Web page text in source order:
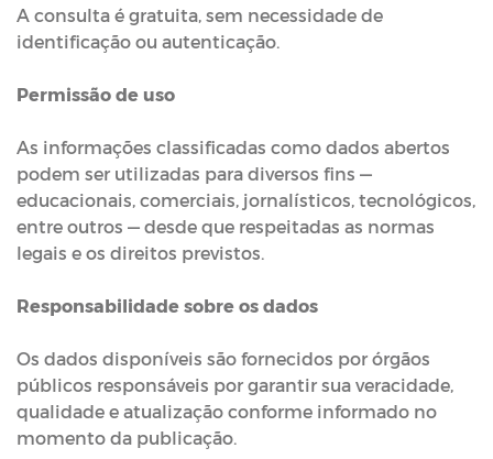
A consulta é gratuita, sem necessidade de
identificação ou autenticação.
Permissão de uso
As informações classificadas como dados abertos
podem ser utilizadas para diversos fins —
educacionais, comerciais, jornalísticos, tecnológicos,
entre outros — desde que respeitadas as normas
legais e os direitos previstos.
Responsabilidade sobre os dados
Os dados disponíveis são fornecidos por órgãos
públicos responsáveis por garantir sua veracidade,
qualidade e atualização conforme informado no
momento da publicação.